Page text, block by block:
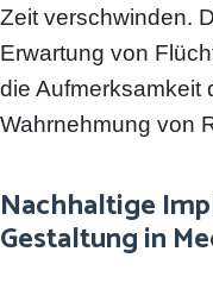
Zeit verschwinden.
Erwartung von
die Aufmerksamkeit
Wahrnehmung von
Nachhaltige
Gestaltung in